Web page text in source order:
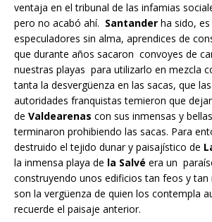
ventaja en el tribunal de las infamias
pero no acabó ahí. Santander ha sido,
especuladores sin alma, aprendices de
que durante años sacaron convoyes de
nuestras playas para utilizarlo en mezcla
tanta la desvergüenza en las sacas, que
autoridades franquistas temieron que
de Valdearenas con sus inmensas y
terminaron prohibiendo las sacas. Para
destruido el tejido dunar y paisajístico de
la inmensa playa de la Salvé era un
construyendo unos edificios tan feos y tan
son la vergüenza de quien los contempla
recuerde el paisaje anterior.